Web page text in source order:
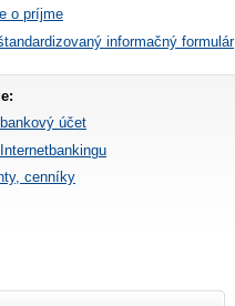
o príjme
informačný formulár
účet
cenníky